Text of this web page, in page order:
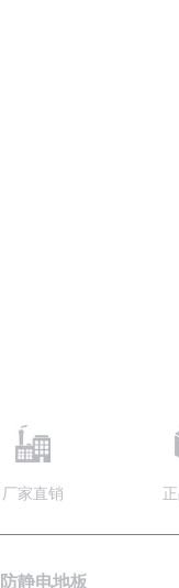
厂家直销
防静电地板